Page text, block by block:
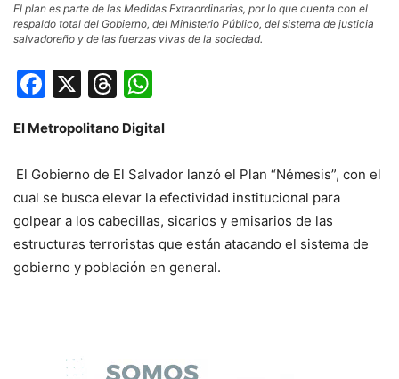
El plan es parte de las Medidas Extraordinarias, por lo que cuenta con el
respaldo total del Gobierno, del Ministerio Público, del sistema de justicia
salvadoreño y de las fuerzas vivas de la sociedad.
Facebook
X Threads
El Metropolitano Digital
El Gobierno de El Salvador lanzó el Plan “Némesis”, con el
cual se busca elevar la efectividad institucional para
golpear a los cabecillas, sicarios y emisarios de las
estructuras terroristas que están atacando el sistema de
gobierno y población en general.